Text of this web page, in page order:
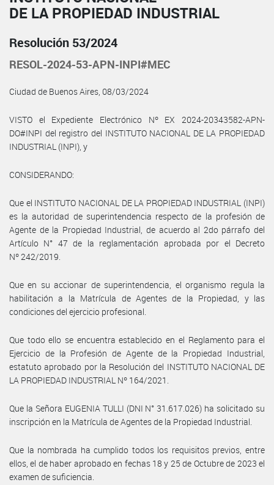
DE LA PROPIEDAD INDUSTRIAL
Resolución 53/2024
RESOL-2024-53-APN-INPI#MEC
Ciudad de Buenos Aires, 08/03/2024
VISTO el Expediente Electrónico Nº EX 2024-20343582-APN-
DO#INPI del registro del INSTITUTO NACIONAL DE LA PROPIEDAD
INDUSTRIAL (INPI), y
CONSIDERANDO:
Que el INSTITUTO NACIONAL DE LA PROPIEDAD INDUSTRIAL (INPI)
es la autoridad de superintendencia respecto de la profesión de
Agente de la Propiedad Industrial, de acuerdo al 2do párrafo del
Artículo N° 47 de la reglamentación aprobada por el Decreto
Nº 242/2019.
Que en su accionar de superintendencia, el organismo regula la
habilitación a la Matrícula de Agentes de la Propiedad, y las
condiciones del ejercicio profesional.
Que todo ello se encuentra establecido en el Reglamento para el
Ejercicio de la Profesión de Agente de la Propiedad Industrial,
estatuto aprobado por la Resolución del INSTITUTO NACIONAL DE
LA PROPIEDAD INDUSTRIAL Nº 164/2021.
Que la Señora EUGENIA TULLI (DNI N° 31.617.026) ha solicitado su
inscripción en la Matrícula de Agentes de la Propiedad Industrial.
Que la nombrada ha cumplido todos los requisitos previos, entre
ellos, el de haber aprobado en fechas 18 y 25 de Octubre de 2023 el
examen de suficiencia.